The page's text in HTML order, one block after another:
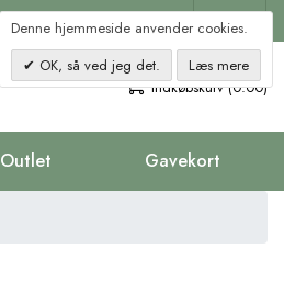
Kontakt
0
Indkøbskurv (0.00)
Outlet Gavekort
Denne hjemmeside anvender cookies.
OK, så ved jeg det.
Læs mere